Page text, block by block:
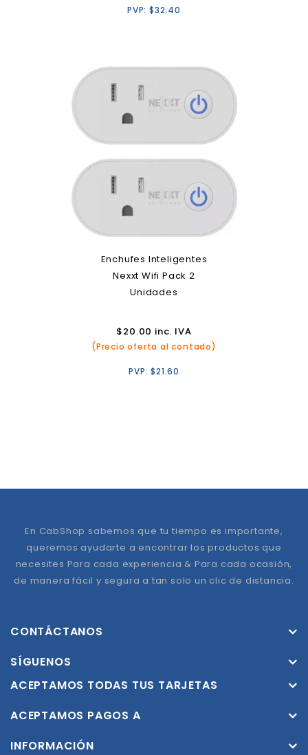
PVP:$32.40
Enchufes Inteligentes
Nexxt Wifi Pack 2
Unidades
$20.00 inc. IVA
(Precio oferta al contado)
PVP:$21.60
En CabShop sabemos que tu tiempo es importante,
queremos ayudarte a encontrar los productos que
necesites Para cada experiencia & Para cada ocasión,
de manera fácil y segura a tan solo un clic de distancia.
CONTÁCTANOS
SÍGUENOS
ACEPTAMOS TODAS TUS TARJETAS
ACEPTAMOS PAGOS A
INFORMACIÓN